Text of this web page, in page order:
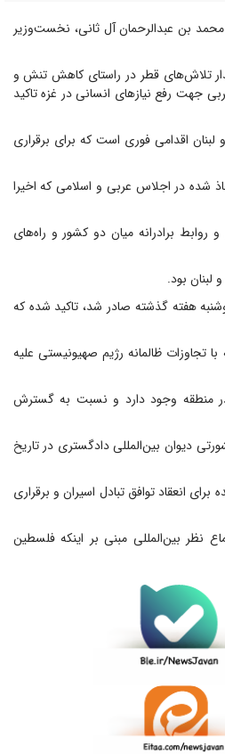
محمد بن عبدالرحمان آل ثانی، نخست‌وزیر
تلاش‌های قطر در راستای کاهش تنش و
جهت رفع نیازهای انسانی در غزه تاکید
اقدامی فوری است که برای برقراری
شده در اجلاس عربی و اسلامی که اخیرا
برادرانه میان دو کشور و راه‌های
بود.
هفته گذشته صادر شد، تاکید شده که
ظالمانه رژیم صهیونیستی علیه
وجود دارد و نسبت به گسترش
دیوان بین‌المللی دادگستری در تاریخ
انعقاد توافق تبادل اسیران و برقراری
بین‌المللی مبنی بر اینکه فلسطین